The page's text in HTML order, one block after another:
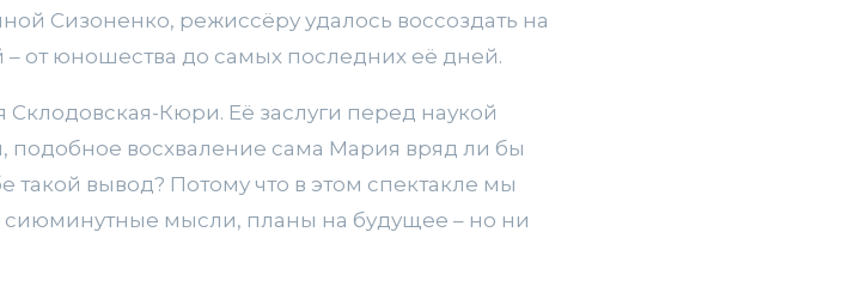
Сизоненко, режиссёру удалось воссоздать на
от юношества до самых последних её дней.
Кюри. Её заслуги перед наукой
восхваление сама Мария вряд ли бы
вывод? Потому что в этом спектакле мы
мысли, планы на будущее – но ни